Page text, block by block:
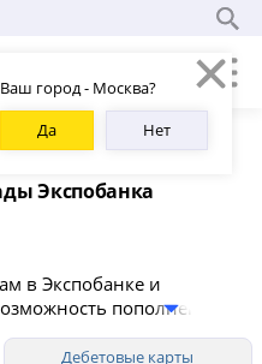
Ваш город - Москва?
Да
Нет
Экспобанка
в Экспобанке и
пополнения и
вклады для
предлагает 10
Дебетовые карты